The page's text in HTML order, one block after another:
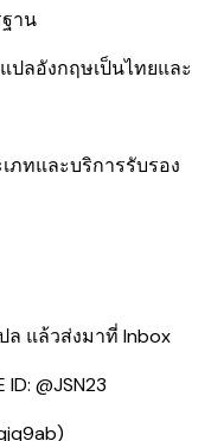
าน
ปลอังกฤษเป็นไทยและ
ภทและบริการรับรอง​
ล แล้วส่งมาที่ Inbox
@JSN23
)